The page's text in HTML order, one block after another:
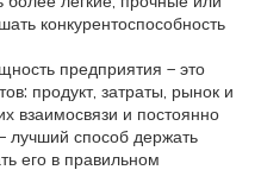
конкурентоспособность
предприятия – это
продукт, затраты, рынок и
взаимосвязи и постоянно
лучший способ держать
его в правильном